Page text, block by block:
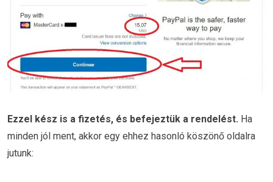
Ezzel kész is a fizetés, és befejeztük a rendelést. Ha
minden jól ment, akkor egy ehhez hasonló köszönő oldalra
jutunk: